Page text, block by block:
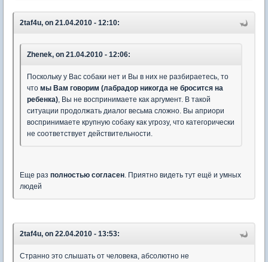
2taf4u, on 21.04.2010 - 12:10:
Zhenek, on 21.04.2010 - 12:06:
Поскольку у Вас собаки нет и Вы в них не разбираетесь, то
что мы Вам говорим (лабрадор никогда не бросится на
ребенка), Вы не воспринимаете как аргумент. В такой
ситуации продолжать диалог весьма сложно. Вы априори
воспринимаете крупную собаку как угрозу, что категорически
не соответствует действительности.
Еще раз полностью согласен. Приятно видеть тут ещё и умных
людей
2taf4u, on 22.04.2010 - 13:53:
Странно это слышать от человека, абсолютно не